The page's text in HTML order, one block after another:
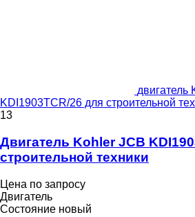
двигатель
KDI1903TCR/26 для строительной
13
Двигатель Kohler JCB
строительной техники
Цена по запросу
Двигатель
Состояние новый